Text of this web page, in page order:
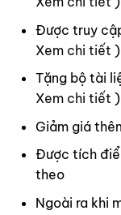
Được truy
Xem chi tiết )
Tặng bộ tài
Xem chi tiết )
Giảm giá
Được tích
theo
Ngoài ra khi